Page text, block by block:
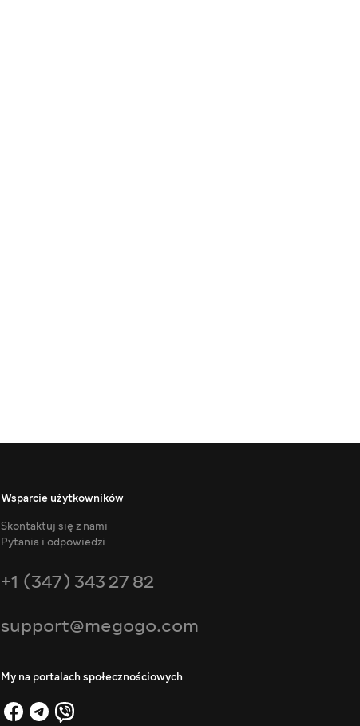
Wsparcie użytkowników
Skontaktuj się z nami
Pytania i odpowiedzi
+1 (347) 343 27 82
support@megogo.com
My na portalach społecznościowych